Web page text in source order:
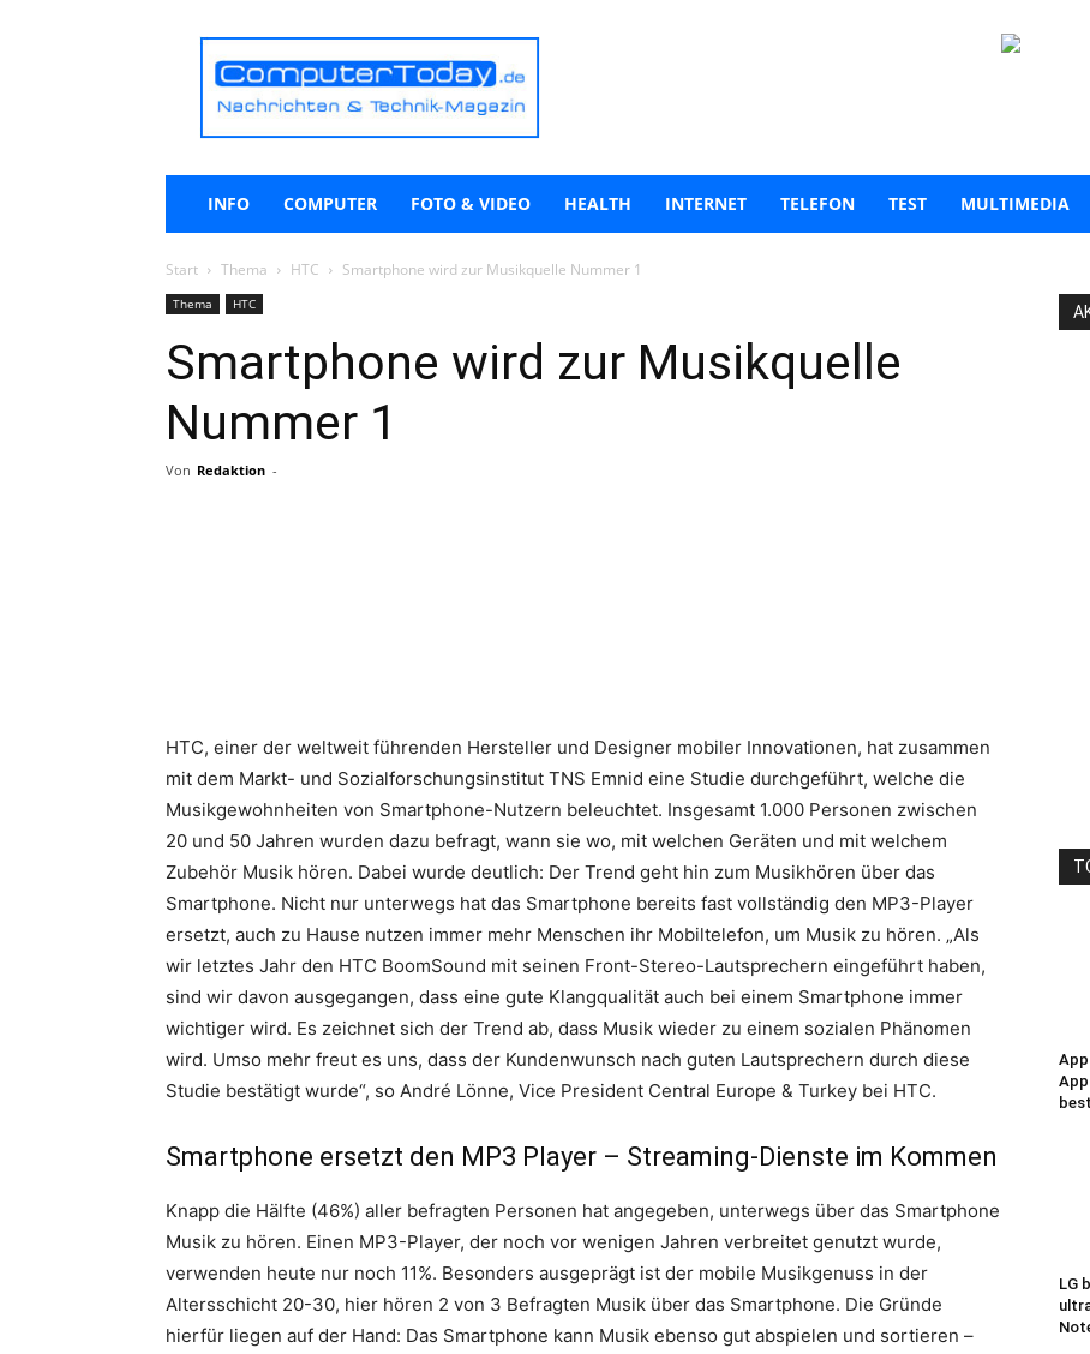
ComputerToday.de
INFO COMPUTER FOTO & VIDEO HEALTH INTERNET TELEFON TEST MULTIMEDIA
Start Thema HTC Smartphone wird zur Musikquelle Nummer 1
Thema HTC
Smartphone wird zur Musikquelle
Nummer 1
Von Redaktion -
HTC, einer der weltweit führenden Hersteller und Designer mobiler Innovationen, hat zusammen
mit dem Markt- und Sozialforschungsinstitut TNS Emnid eine Studie durchgeführt, welche die
Musikgewohnheiten von Smartphone-Nutzern beleuchtet. Insgesamt 1.000 Personen zwischen
20 und 50 Jahren wurden dazu befragt, wann sie wo, mit welchen Geräten und mit welchem
Zubehör Musik hören. Dabei wurde deutlich: Der Trend geht hin zum Musikhören über das
Smartphone. Nicht nur unterwegs hat das Smartphone bereits fast vollständig den MP3-Player
ersetzt, auch zu Hause nutzen immer mehr Menschen ihr Mobiltelefon, um Musik zu hören. „Als
wir letztes Jahr den HTC BoomSound mit seinen Front-Stereo-Lautsprechern eingeführt haben,
sind wir davon ausgegangen, dass eine gute Klangqualität auch bei einem Smartphone immer
wichtiger wird. Es zeichnet sich der Trend ab, dass Musik wieder zu einem sozialen Phänomen
wird. Umso mehr freut es uns, dass der Kundenwunsch nach guten Lautsprechern durch diese
Studie bestätigt wurde“, so André Lönne, Vice President Central Europe & Turkey bei HTC.
Smartphone ersetzt den MP3 Player – Streaming-Dienste im Kommen
Knapp die Hälfte (46%) aller befragten Personen hat angegeben, unterwegs über das Smartphone
Musik zu hören. Einen MP3-Player, der noch vor wenigen Jahren verbreitet genutzt wurde,
verwenden heute nur noch 11%. Besonders ausgeprägt ist der mobile Musikgenuss in der
Altersschicht 20-30, hier hören 2 von 3 Befragten Musik über das Smartphone. Die Gründe
hierfür liegen auf der Hand: Das Smartphone kann Musik ebenso gut abspielen und sortieren –
LG